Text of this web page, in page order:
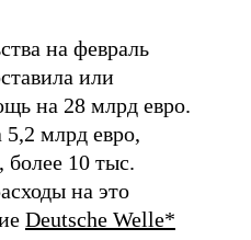
на февраль
или
на 28 млрд евро.
млрд евро,
более 10 тыс.
на это
Deutsche Welle*